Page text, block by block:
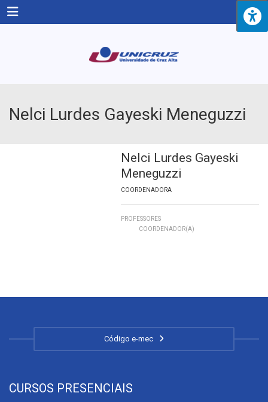
Menu
Nelci Lurdes Gayeski Meneguzzi
Nelci Lurdes Gayeski
Meneguzzi
COORDENADORA
PROFESSORES
COORDENADOR(A)
Código e-mec
CURSOS PRESENCIAIS